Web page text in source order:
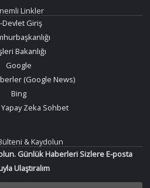
Linkler
Devlet Giriş
Bakanlığı
Google
(Google News)
Bing
Yapay Zeka Sohbet
& Kaydolun
Günlük Haberleri Sizlere E-posta
Ulaştıralım